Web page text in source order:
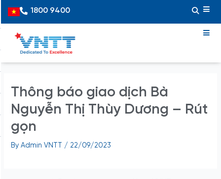
content
Vietnamese
1800 9400
Thông báo giao dịch Bà
Nguyễn Thị Thùy Dương – Rút
gọn
ByAdmin VNTT / 22/09/2023
navigation